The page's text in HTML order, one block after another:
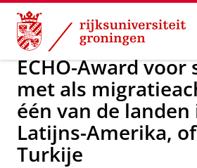
Skip
Content
Skip
Navigation
Over ons Diversiteit en
ECHO-Award
met als
één van de
Latijns-Amerika,
Turkije